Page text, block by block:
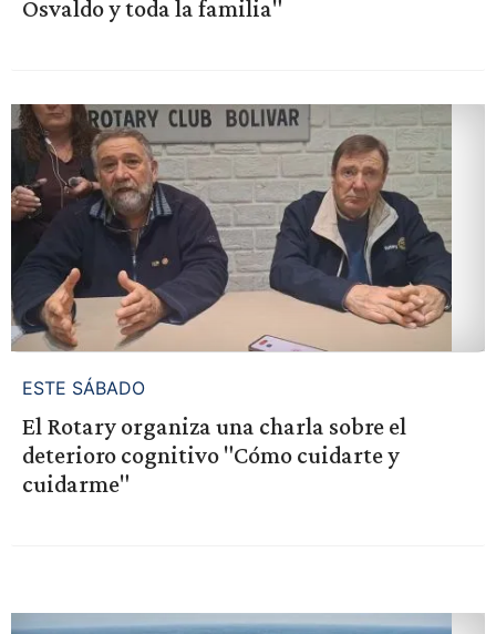
Osvaldo y toda la familia"
ESTE SÁBADO
El Rotary organiza una charla sobre el
deterioro cognitivo "Cómo cuidarte y
cuidarme"